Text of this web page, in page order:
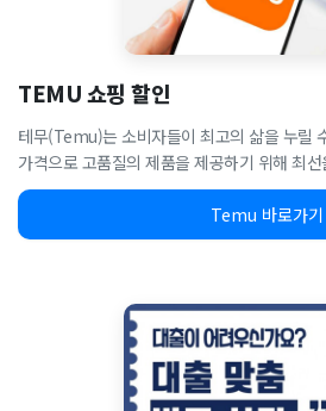
TEMU 쇼핑 할인
테무(Temu)는 소비자들이 최고의 삶을 누릴
가격으로 고품질의 제품을 제공하기 위해 최
Temu 바로가기